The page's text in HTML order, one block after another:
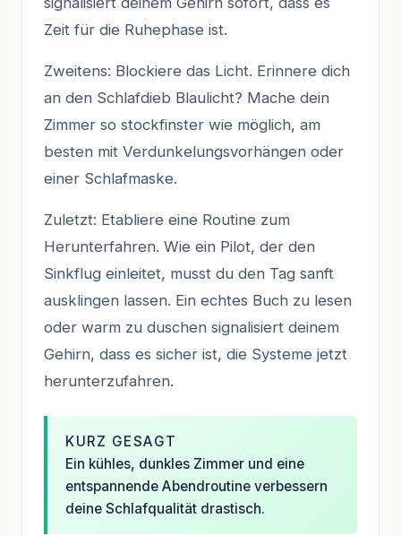
Zeit für die Ruhephase ist.
Zweitens: Blockiere das Licht. Erinnere dich
an den Schlafdieb Blaulicht? Mache dein
Zimmer so stockfinster wie möglich, am
besten mit Verdunkelungsvorhängen oder
einer Schlafmaske.
Zuletzt: Etabliere eine Routine zum
Herunterfahren. Wie ein Pilot, der den
Sinkflug einleitet, musst du den Tag sanft
ausklingen lassen. Ein echtes Buch zu lesen
oder warm zu duschen signalisiert deinem
Gehirn, dass es sicher ist, die Systeme jetzt
herunterzufahren.
KURZ GESAGT
Ein kühles, dunkles Zimmer und eine
entspannende Abendroutine verbessern
deine Schlafqualität drastisch.